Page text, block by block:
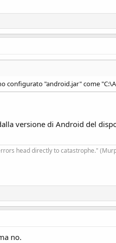
configurato "android.jar" come
versione di Android del
head directly to catastrophe."
no.